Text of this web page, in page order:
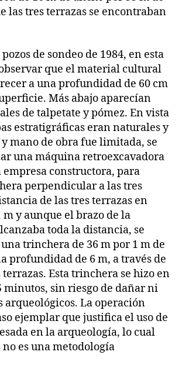
las tres terrazas se encontraban
de sondeo de 1984, en esta
que el material cultural
a una profundidad de 60 cm
Más abajo aparecían
de talpetate y pómez. En vista
estratigráficas eran naturales y
mano de obra fue limitada, se
una máquina retroexcavadora
empresa constructora, para
perpendicular a las tres
de las tres terrazas en
m y aunque el brazo de la
toda la distancia, se
trinchera de 36 m por 1 m de
profundidad de 6 m, a través de
terrazas. Esta trinchera se hizo en
minutos, sin riesgo de dañar ni
arqueológicos. La operación
ejemplar que justifica el uso de
en la arqueología, lo cual
es una metodología